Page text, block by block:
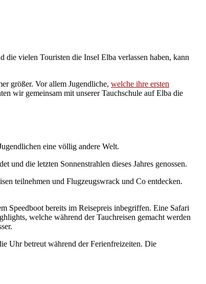
die vielen Touristen die Insel Elba verlassen haben, kann
größer. Vor allem Jugendliche, welche ihre ersten
wir gemeinsam mit unserer Tauchschule auf Elba die
eine völlig andere Welt.
und die letzten Sonnenstrahlen dieses Jahres genossen.
teilnehmen und Flugzeugswrack und Co entdecken.
Speedboot bereits im Reisepreis inbegriffen. Eine Safari
welche während der Tauchreisen gemacht werden
Uhr betreut während der Ferienfreizeiten. Die